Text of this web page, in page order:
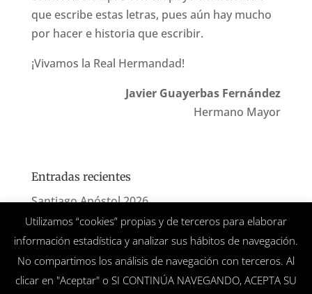
que escribe estas letras, pues aún hay mucho
por hacer e historia que escribir.
¡Vivamos la Real Hermandad!
Javier Guayerbas Fernández
Hermano Mayor
Entradas recientes
Santiago Apóstol 2026
San Benito 2026
Corpus Christi 2026
Ofrenda floral a la Virgen del Prado 2026
Utilizamos “cookies” propias y de terceros para elaborar
información estadística y analizar sus hábitos de navegación.
No compartimos los análisis de navegación con terceros. Al
clicar en "Aceptar" o SI CONTINÚA NAVEGANDO, ACEPTA SU